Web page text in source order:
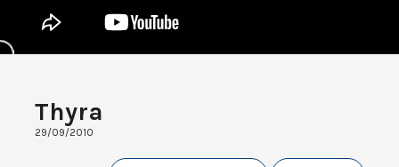
Thyra
29/09/2010